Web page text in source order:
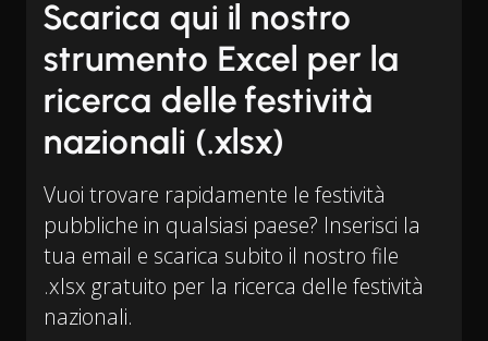
Scarica qui il nostro
strumento Excel per la
ricerca delle festività
nazionali (.xlsx)
Vuoi trovare rapidamente le festività
pubbliche in qualsiasi paese? Inserisci la
tua email e scarica subito il nostro file
.xlsx gratuito per la ricerca delle festività
nazionali.